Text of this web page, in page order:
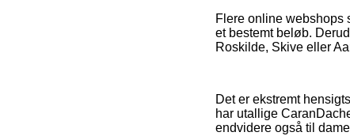
Flere online webshops
et bestemt beløb.
Roskilde, Skive eller
Det er ekstremt
har utallige
endvidere også til